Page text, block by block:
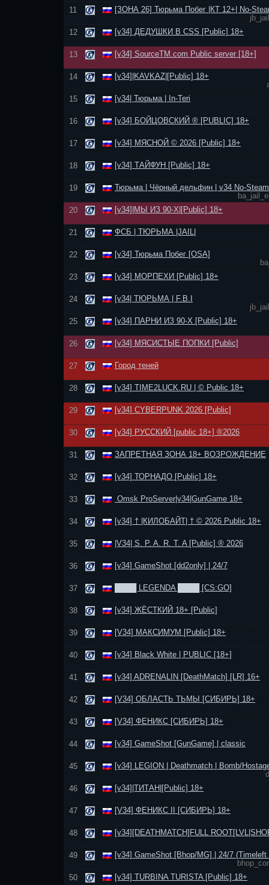
11
[ЗОНА 26] Тюрьма Побег |КТ 12+| No-
12
[v34] ДЕДУШКИ В CSS [Public] 18+
13 [v34] SourceTM.com Public server [18+]
14
[v34]|KAVKAZ|[Public] 18+
15
[v34| Тюрьма | In-Teri
16 [v34] БОЙЦОВСКИЙ ® [PUBLIC] 18+
17 [v34] МЯСНОЙ © 2026 [Public] 18+
18 [v34] ТАЙФУН [Public] 18+
19
Тюрьма | Чёрный дельфин | v34 No-Steam
20
[v34]|МЫ ИЗ 90-Х|[Public] 18+
21 ФСБ | ТЮРЬМА |JAIL|
22
[v34] Тюрьма Побег [OSA]
23
[v34] МОРПЕХИ [Public] 18+
24
[v34| ТЮРЬМА | F.B.I
25
[v34] ПАРНИ ИЗ 90-Х [Public] 18+
26 [v34] МЯСИСТЫЕ ПОПКИ [Public]
27 Город теней
28 [v34] TIME2LUCK.RU | © Public 18+
29 [v34] CYBERPUNK 2026 [Public]
30 [v34] РУССКИЙ [public 18+] ®2026
31 ЗАПРЕТНАЯ ЗОНА 18+ ВОЗРОЖДЕНИЕ
32 [v34] ТОРНАДО [Public] 18+
33 Omsk ProServer|v34|GunGame 18+
34 [v34] † |КИЛОБАЙТ| † © 2026 Public 18+
35 |V34| S. P. A. R. T. A [Public] ® 2026
36 [v34] GameShot [dd2only] | 24/7
37 ████ LEGENDA ████ [CS:GO]
38 [v34] ЖЁСТКИЙ 18+ [Public]
39 [V34] МАКСИМУМ [Public] 18+
40 [v34] Black White | PUBLIC [18+]
41 [v34] ADRENALIN [DeathMatch] [LR] 16+
42 [V34] ОБЛАСТЬ ТЬМЫ [СИБИРЬ] 18+
43 [V34] ФЕНИКС [СИБИРЬ] 18+
44 [v34] GameShot [GunGame] | classic
45
[v34] LEGION | Deathmatch | Bomb/
46
[v34]|ТИТАН|[Public] 18+
47 [V34] ФЕНИКС II [СИБИРЬ] 18+
48 [v34][DEATHMATCH]FULL
49
[v34] GameShot [Bhop/MG] | 24/7 (Timeleft
50
[v34] TURBINA TURISTA [Public] 18+